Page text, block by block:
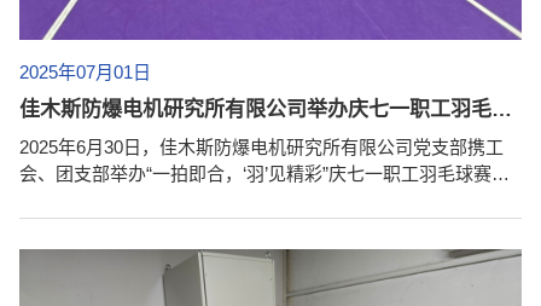
2025年07月01日
佳木斯防爆电机研究所有限公司举办庆七一职工羽毛球赛
2025年6月30日，佳木斯防爆电机研究所有限公司党支部携工
会、团支部举办“一拍即合，‘羽’见精彩”庆七一职工羽毛球赛。
忆的月份，从南湖红船到新时代征程，党带领我们创造了无数
辉煌。今天以羽毛球赛为党庆生，既是竞技舞台，更是凝聚团